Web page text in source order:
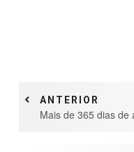
ANTERIOR
Mais de 365 dias de